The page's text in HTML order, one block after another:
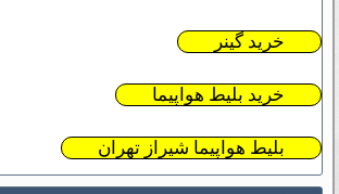
خرید گینر
خرید بلیط هواپیما
بلیط هواپیما شیراز تهران